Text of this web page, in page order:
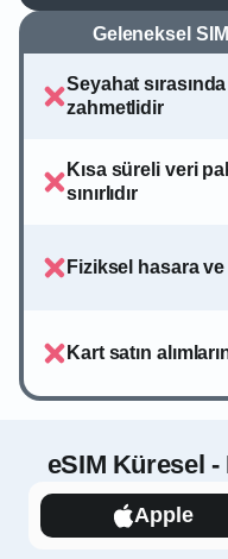
Geleneksel
Seyahat
zahmetlidir
Kısa süreli veri
sınırlıdır
Fiziksel hasara
Kart satın
eSIM Küresel -
Apple